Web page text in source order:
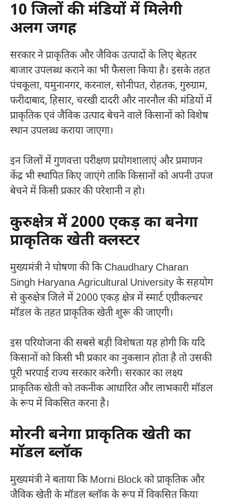
10 जिलों की मंडियों में मिलेगी
अलग जगह
सरकार ने प्राकृतिक और जैविक उत्पादों के लिए बेहतर
बाजार उपलब्ध कराने का भी फैसला किया है। इसके तहत
पंचकूला, यमुनानगर, करनाल, सोनीपत, रोहतक, गुरुग्राम,
फरीदाबाद, हिसार, चरखी दादरी और नारनौल की मंडियों में
प्राकृतिक एवं जैविक उत्पाद बेचने वाले किसानों को विशेष
स्थान उपलब्ध कराया जाएगा।
इन जिलों में गुणवत्ता परीक्षण प्रयोगशालाएं और प्रमाणन
केंद्र भी स्थापित किए जाएंगे ताकि किसानों को अपनी उपज
बेचने में किसी प्रकार की परेशानी न हो।
कुरुक्षेत्र में 2000 एकड़ का बनेगा
प्राकृतिक खेती क्लस्टर
मुख्यमंत्री ने घोषणा की किChaudhary Charan
Singh Haryana Agricultural Universityके सहयोग
से कुरुक्षेत्र जिले में 2000 एकड़ क्षेत्र में स्मार्ट एग्रीकल्चर
मॉडल के तहत प्राकृतिक खेती शुरू की जाएगी।
इस परियोजना की सबसे बड़ी विशेषता यह होगी कि यदि
किसानों को किसी भी प्रकार का नुकसान होता है तो उसकी
पूरी भरपाई राज्य सरकार करेगी। सरकार का लक्ष्य
प्राकृतिक खेती को तकनीक आधारित और लाभकारी मॉडल
के रूप में विकसित करना है।
मोरनी बनेगा प्राकृतिक खेती का
मॉडल ब्लॉक
मुख्यमंत्री ने बताया किMorni Blockको प्राकृतिक और
जैविक खेती के मॉडल ब्लॉक के रूप में विकसित किया